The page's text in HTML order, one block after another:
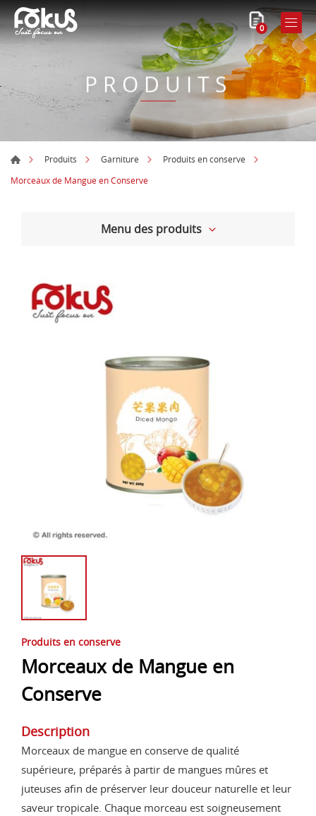
0
PRODUITS
Produits Garniture
Produits en conserve
Morceaux de Mangue en Conserve
Menu des produits
Produits en conserve
Morceaux de Mangue en
Conserve
Description
Morceaux de mangue en conserve de qualité
supérieure, préparés à partir de mangues mûres et
juteuses afin de préserver leur douceur naturelle et leur
saveur tropicale. Chaque morceau est soigneusement